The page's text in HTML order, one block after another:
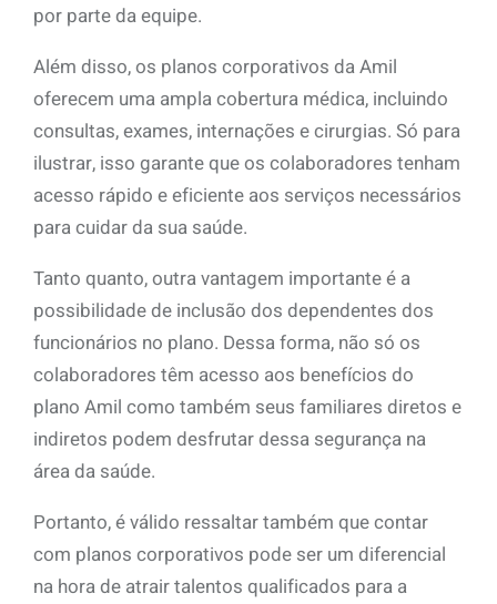
por parte da equipe.
Além disso, os planos corporativos da Amil
oferecem uma ampla cobertura médica, incluindo
consultas, exames, internações e cirurgias. Só para
ilustrar, isso garante que os colaboradores tenham
acesso rápido e eficiente aos serviços necessários
para cuidar da sua saúde.
Tanto quanto, outra vantagem importante é a
possibilidade de inclusão dos dependentes dos
funcionários no plano. Dessa forma, não só os
colaboradores têm acesso aos benefícios do
plano Amil como também seus familiares diretos e
indiretos podem desfrutar dessa segurança na
área da saúde.
Portanto, é válido ressaltar também que contar
com planos corporativos pode ser um diferencial
na hora de atrair talentos qualificados para a